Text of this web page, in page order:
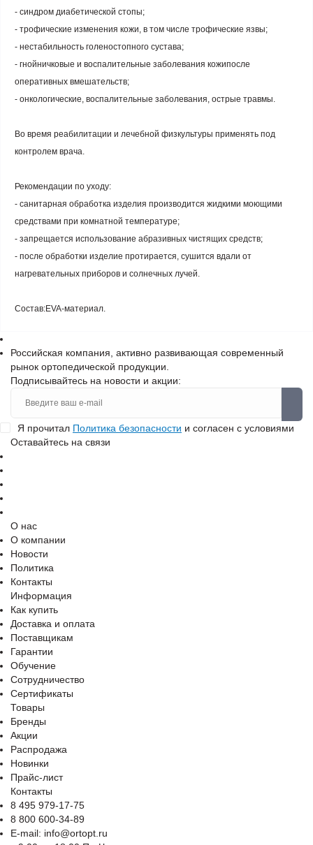
- синдром диабетической стопы;
- трофические изменения кожи, в том числе трофические язвы;
- нестабильность голеностопного сустава;
- гнойничковые и воспалительные заболевания кожипосле
оперативных вмешательств;
- онкологические, воспалительные заболевания, острые травмы.
Во время реабилитации и лечебной физкультуры применять под
контролем врача.
Рекомендации по уходу:
- санитарная обработка изделия производится жидкими моющими
средствами при комнатной температуре;
- запрещается использование абразивных чистящих средств;
- после обработки изделие протирается, сушится вдали от
нагревательных приборов и солнечных лучей.
Состав:EVA-материал.
Российская компания, активно развивающая современный
рынок ортопедической продукции.
Подписывайтесь на новости и акции:
Я прочитал Политика безопасности и согласен с условиями
Оставайтесь на связи
О нас
О компании
Новости
Политика
Контакты
Информация
Как купить
Доставка и оплата
Поставщикам
Гарантии
Обучение
Сотрудничество
Сертификаты
Товары
Бренды
Акции
Распродажа
Новинки
Прайс-лист
Контакты
8 495 979-17-75
8 800 600-34-89
E-mail: info@ortopt.ru